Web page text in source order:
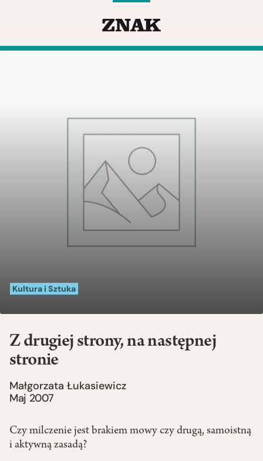
Kultura i Sztuka
Z drugiej strony, na następnej
stronie
Małgorzata Łukasiewicz
Maj 2007
Czy milczenie jest brakiem mowy czy drugą, samoistną
i aktywną zasadą?